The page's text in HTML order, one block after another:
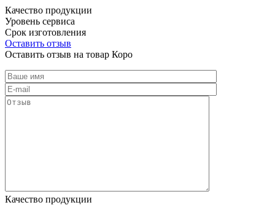
Качество продукции
Уровень сервиса
Срок изготовления
Оставить отзыв
Оставить отзыв на товар Коро
Качество продукции